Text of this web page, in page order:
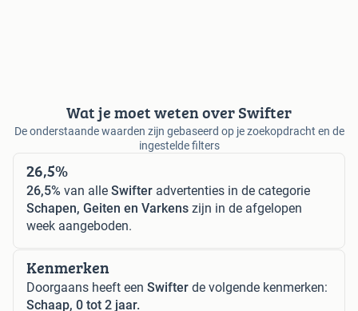
Wat je moet weten over Swifter
De onderstaande waarden zijn gebaseerd op je zoekopdracht en de
ingestelde filters
26,5%
26,5% van alle Swifter advertenties in de categorie
Schapen, Geiten en Varkens zijn in de afgelopen
week aangeboden.
Kenmerken
Doorgaans heeft een Swifter de volgende kenmerken:
Schaap, 0 tot 2 jaar.